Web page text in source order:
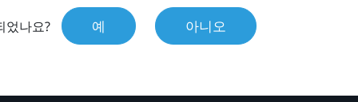
었나요? 예 아니오